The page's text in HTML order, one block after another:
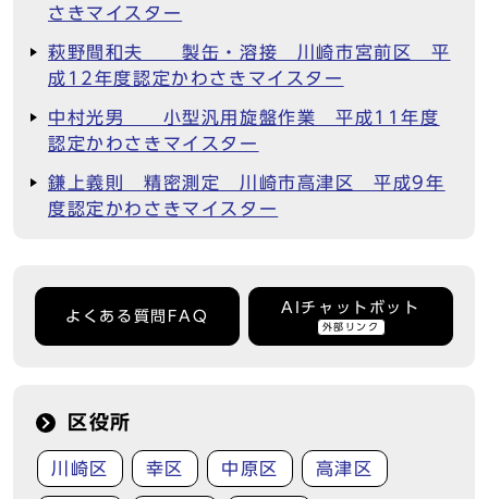
さきマイスター
萩野間和夫 製缶・溶接 川崎市宮前区 平
成12年度認定かわさきマイスター
中村光男 小型汎用旋盤作業 平成11年度
認定かわさきマイスター
鎌上義則 精密測定 川崎市高津区 平成9年
度認定かわさきマイスター
よくある質問FAQ
AIチャットボット
外部リンク
区役所
川崎区 幸区 中原区 高津区